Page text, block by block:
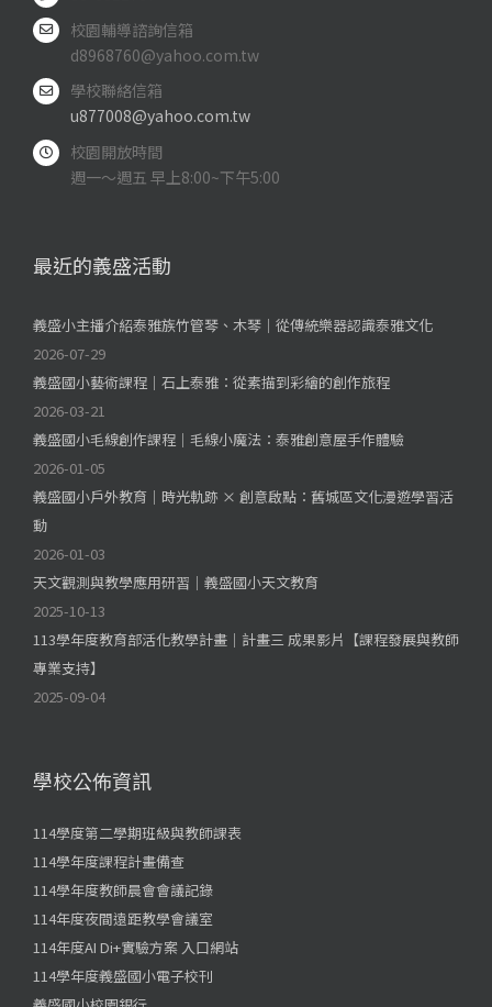
校園輔導諮詢信箱
d8968760@yahoo.com.tw
學校聯絡信箱
u877008@yahoo.com.tw
校園開放時間
週一～週五 早上8:00~下午5:00
最近的義盛活動
義盛小主播介紹泰雅族竹管琴、木琴｜從傳統樂器認識泰雅文化
2026-07-29
義盛國小藝術課程｜石上泰雅：從素描到彩繪的創作旅程
2026-03-21
義盛國小毛線創作課程｜毛線小魔法：泰雅創意屋手作體驗
2026-01-05
義盛國小戶外教育｜時光軌跡 × 創意啟點：舊城區文化漫遊學習活
動
2026-01-03
天文觀測與教學應用研習｜義盛國小天文教育
2025-10-13
113學年度教育部活化教學計畫｜計畫三 成果影片【課程發展與教師
專業支持】
2025-09-04
學校公佈資訊
114學度第二學期班級與教師課表
114學年度課程計畫備查
114學年度教師晨會會議記錄
114年度夜間遠距教學會議室
114年度AI Di+實驗方案 入口網站
114學年度義盛國小電子校刊